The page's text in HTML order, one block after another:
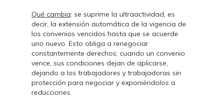
Qué cambia: se suprime la ultraactividad, es
decir, la extensión automática de la vigencia de
los convenios vencidos hasta que se acuerde
uno nuevo. Esto obliga a renegociar
constantemente derechos; cuando un convenio
vence, sus condiciones dejan de aplicarse,
dejando a los trabajadores y trabajadoras sin
protección para negociar y exponiéndolos a
reducciones.